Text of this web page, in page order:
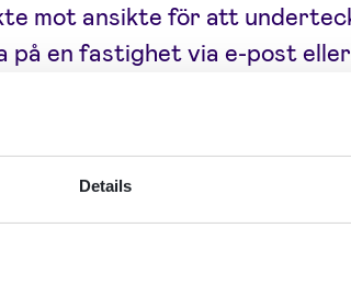
Details
mot ansikte för att
på en fastighet via e-post
dyka upp
kräver fortfarande en
är dessa situationer när du
dokumentet som
som skulle göra det